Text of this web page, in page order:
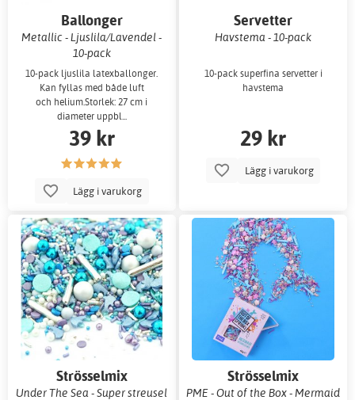
Ballonger
Metallic - Ljuslila/Lavendel -
10-pack
10-pack ljuslila latexballonger.
Kan fyllas med både luft
och helium.Storlek: 27 cm i
diameter uppbl...
39 kr
Lägg i varukorg
Servetter
Havstema - 10-pack
10-pack superfina servetter i
havstema
29 kr
Lägg i varukorg
Strösselmix
Under The Sea - Super streusel
Strösselmix
PME - Out of the Box - Mermaid